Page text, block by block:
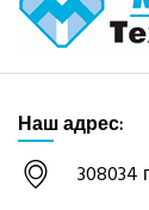
Наш адрес:
308034